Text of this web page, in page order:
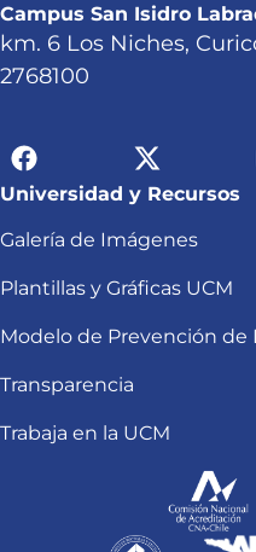
Campus San Isidro
km. 6 Los Niches,
2768100
Universidad y Recursos
Galería de Imágenes
Plantillas y Gráficas UCM
Modelo de Prevención de
Transparencia
Trabaja en la UCM